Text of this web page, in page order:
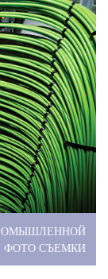
ФОТО СЪЕМКИ